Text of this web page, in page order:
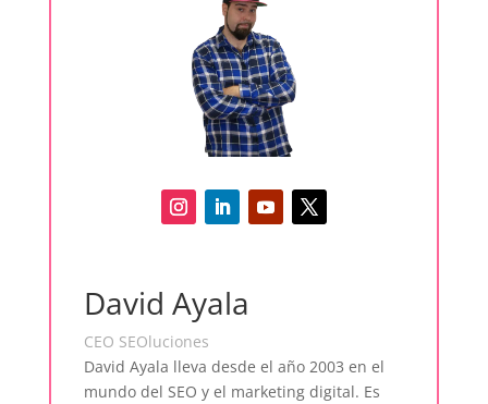
David Ayala
CEO SEOluciones
David Ayala lleva desde el año 2003 en el
mundo del SEO y el marketing digital. Es